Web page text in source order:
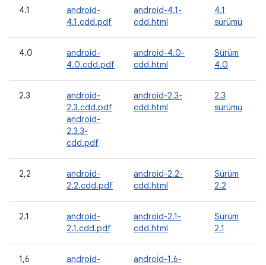
4.1
android-
4.1.cdd.pdf
android-4.1-
cdd.html
4.1
sürümü
4.0
android-
4.0.cdd.pdf
android-4.0-
cdd.html
Sürüm
4.0
2.3
android-
2.3.cdd.pdf
android-
2.3.3-
cdd.pdf
android-2.3-
cdd.html
2.3
sürümü
2,2
android-
2.2.cdd.pdf
android-2.2-
cdd.html
Sürüm
2.2
2.1
android-
2.1.cdd.pdf
android-2.1-
cdd.html
Sürüm
2.1
1,6
android-
android-1.6-